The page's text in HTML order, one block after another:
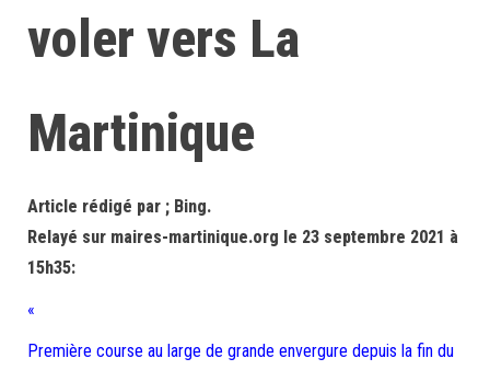
voler vers La
Martinique
Article rédigé par ; Bing.
Relayé sur maires-martinique.org le 23 septembre 2021 à
15h35:
«
Première course au large de grande envergure depuis la fin du